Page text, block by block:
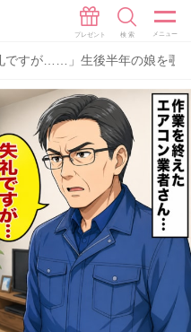
ですが……」生後半年の娘を覗